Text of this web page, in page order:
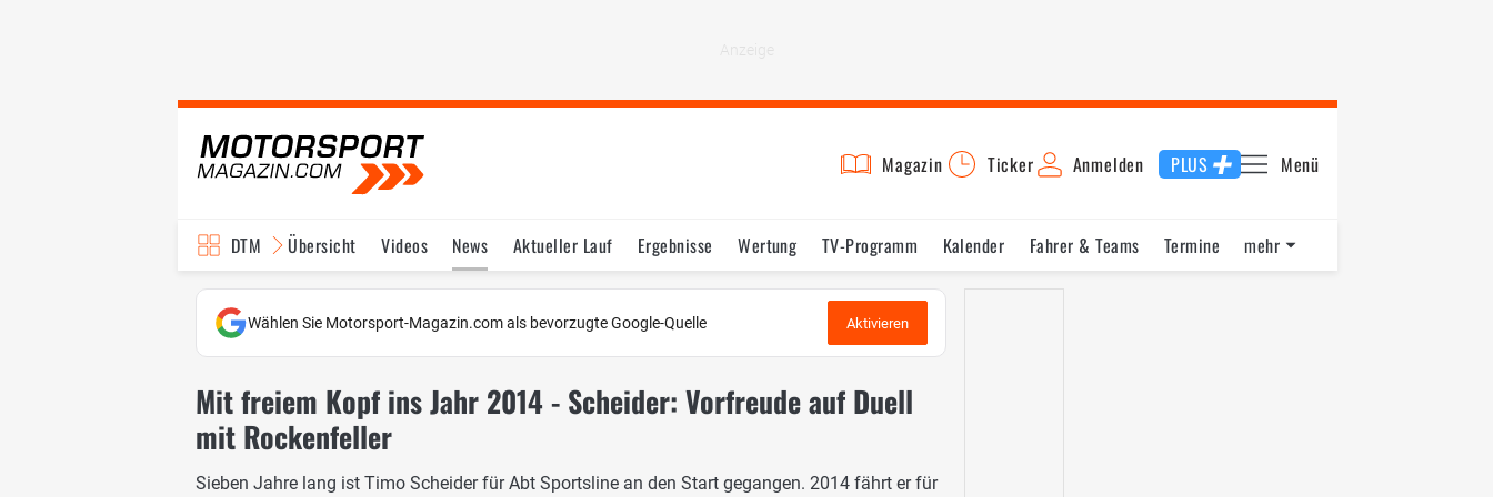
Magazin Ticker Anmelden PLUS Menü
DTM Übersicht Videos News Aktueller Lauf Ergebnisse Wertung TV-Programm Kalender Fahrer & Teams
Termine
Reglement
Bilder
mehr
Wählen Sie Motorsport-Magazin.com als bevorzugte Google-Quelle Aktivieren
Mit freiem Kopf ins Jahr 2014 - Scheider: Vorfreude auf Duell
mit Rockenfeller
Sieben Jahre lang ist Timo Scheider für Abt Sportsline an den Start gegangen. 2014 fährt er für